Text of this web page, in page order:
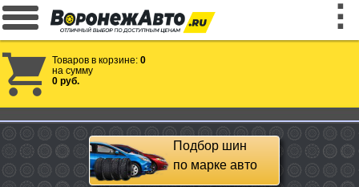
Товаров в корзине: 0
на сумму
0 руб.
Подбор шин
по марке авто